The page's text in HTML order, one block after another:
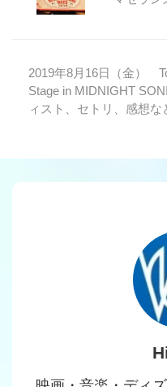
2019年8月16日（金）
Stage in MIDNIGHT
ィスト、セトリ、感想な